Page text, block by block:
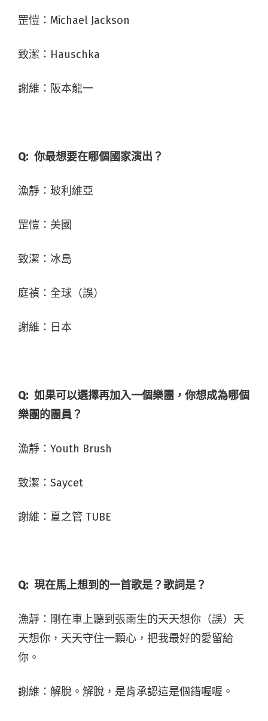
罡愷：Michael Jackson
致潔：Hauschka
謝維：阪本龍一
Q: 你最想要在哪個國家演出？
漁靜：玻利維亞
罡愷：美國
致潔：冰島
庭禎：全球（誤）
謝維：日本
Q: 如果可以選擇再加入一個樂團，你想成為哪個
樂團的團員？
漁靜： Youth Brush
致潔： Saycet
謝維： 夏之管 TUBE
Q: 現在馬上想到的一首歌是？歌詞是？
漁靜：剛在車上聽到張雨生的天天想你（誤）天
天想你，天天守住一顆心，把我最好的愛留給
你。
謝維：解脫。解脫，是肯承認這是個錯喔喔。